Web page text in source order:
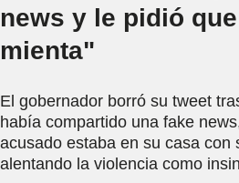
news y le pidió
mienta"
El gobernador borró su tweet
había compartido una fake
acusado estaba en su casa con
alentando la violencia como